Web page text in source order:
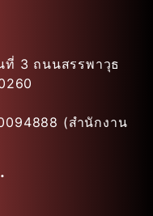
ที่ 3 ถนนสรรพาวุธ
(สำนักงาน